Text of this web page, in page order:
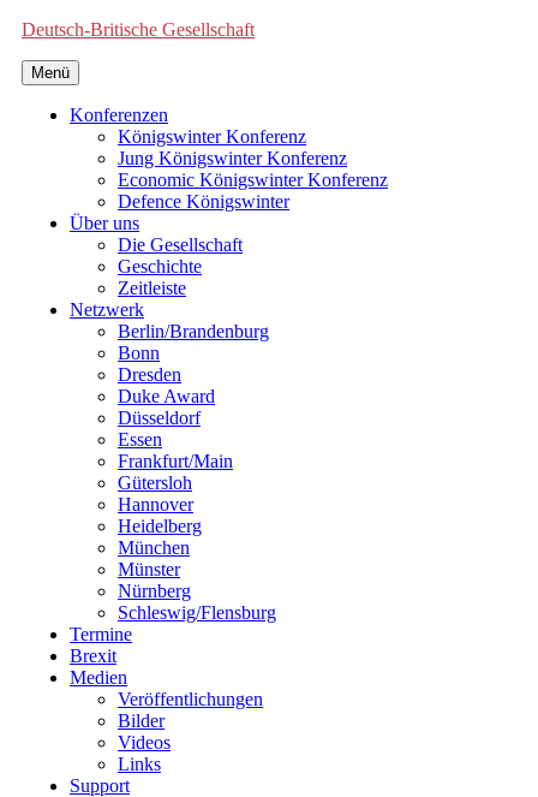
Deutsch-Britische Gesellschaft
Menü
Konferenzen
Königswinter Konferenz
Jung Königswinter Konferenz
Economic Königswinter Konferenz
Defence Königswinter
Über uns
Die Gesellschaft
Geschichte
Zeitleiste
Netzwerk
Berlin/Brandenburg
Bonn
Dresden
Duke Award
Düsseldorf
Essen
Frankfurt/Main
Gütersloh
Hannover
Heidelberg
München
Münster
Nürnberg
Schleswig/Flensburg
Termine
Brexit
Medien
Veröffentlichungen
Bilder
Videos
Links
Support